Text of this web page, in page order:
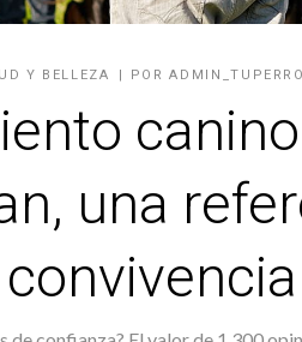
Y BELLEZA POR
una